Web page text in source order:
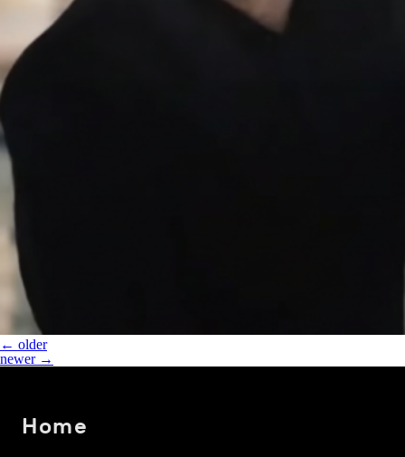
← older
newer →
Home